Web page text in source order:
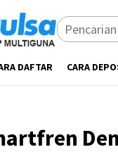
DAFTAR CARA